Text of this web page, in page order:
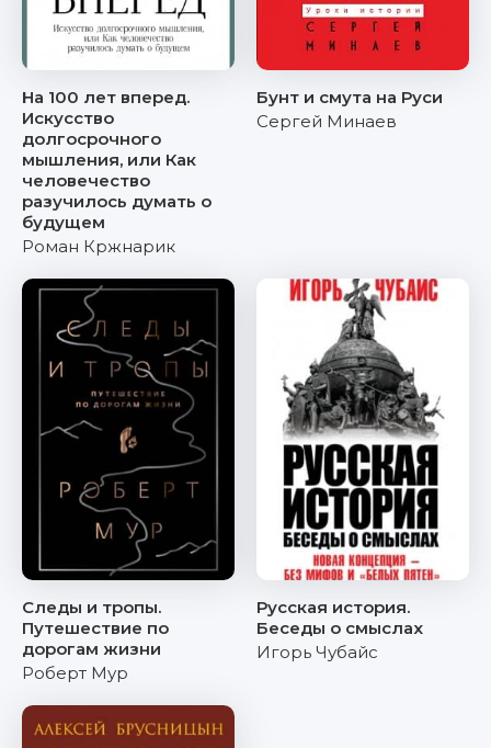
На 100 лет вперед.
Искусство
долгосрочного
мышления, или Как
человечество
разучилось думать о
будущем
Роман Кржнарик
Бунт и смута на Руси
Сергей Минаев
Следы и тропы.
Путешествие по
дорогам жизни
Роберт Мур
Русская история.
Беседы о смыслах
Игорь Чубайс